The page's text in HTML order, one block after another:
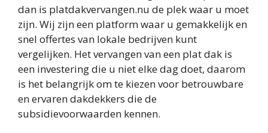
dan is platdakvervangen.nu de plek waar u moet
zijn. Wij zijn een platform waar u gemakkelijk en
snel offertes van lokale bedrijven kunt
vergelijken. Het vervangen van een plat dak is
een investering die u niet elke dag doet, daarom
is het belangrijk om te kiezen voor betrouwbare
en ervaren dakdekkers die de
subsidievoorwaarden kennen.